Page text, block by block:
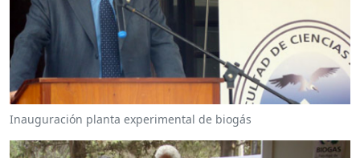
Inauguración planta experimental de biogás